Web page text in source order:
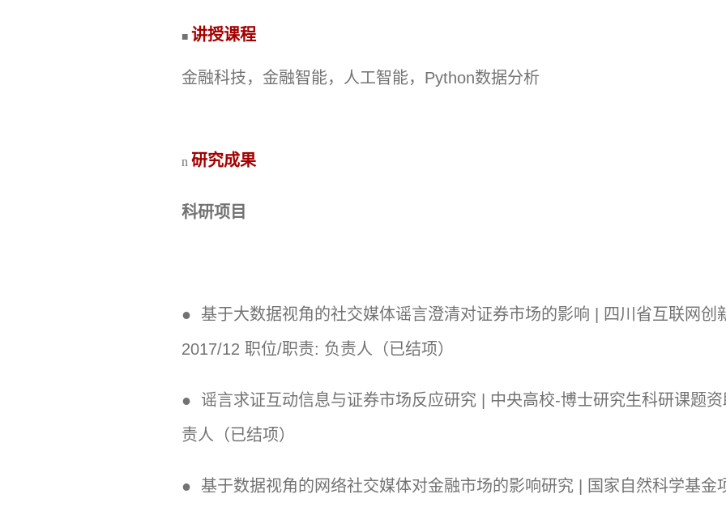
■ 讲授课程
金融科技，金融智能，人工智能，Python数据分析
n 研究成果
科研项目
● 基于大数据视角的社交媒体谣言澄清对证券市场的影响 | 四川省互联网
2017/12 职位/职责: 负责人（已结项）
● 谣言求证互动信息与证券市场反应研究 | 中央高校-博士研究生科研课题
责人（已结项）
● 基于数据视角的网络社交媒体对金融市场的影响研究 | 国家自然科学基